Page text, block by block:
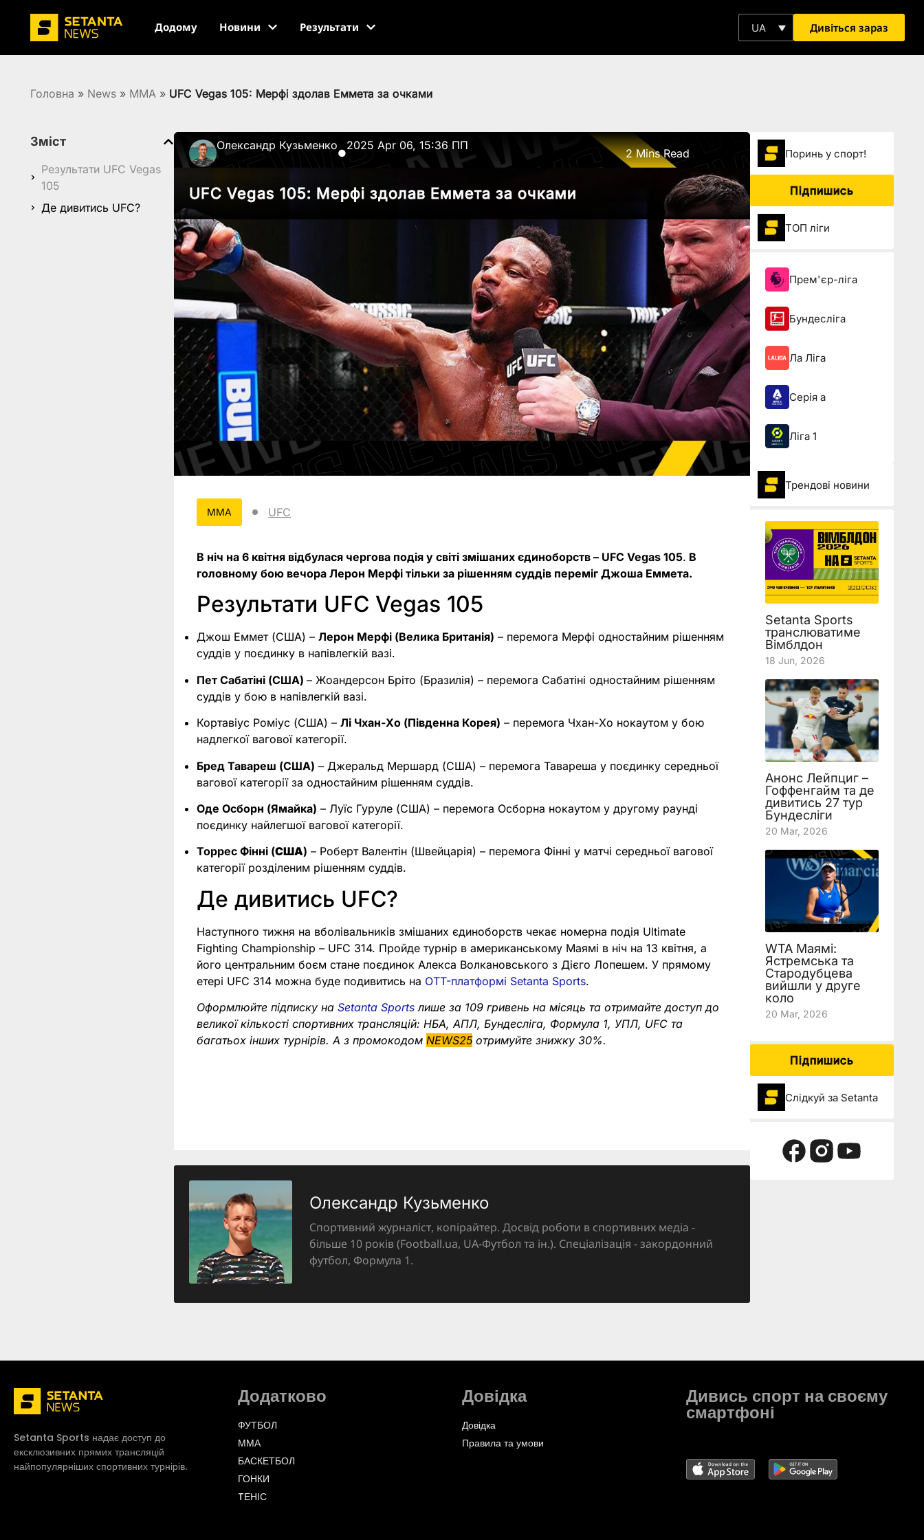
Додому Новини Результати UA Дивіться зараз
Головна » News » MMA » UFC Vegas 105: Мерфі здолав Еммета за очками
Зміст
Результати UFC Vegas
105
Де дивитись UFC?
Олександр Кузьменко
●
2025 Apr 06, 15:36 ПП
2 Mins Read
UFC Vegas 105: Мерфі здолав Еммета за очками
MMA UFC
В ніч на 6 квітня відбулася чергова подія у світі змішаних єдиноборств – UFC Vegas 105. В
головному бою вечора Лерон Мерфі тільки за рішенням суддів переміг Джоша Еммета.
Результати UFC Vegas 105
Джош Еммет (США) –Лерон Мерфі (Велика Британія) – перемога Мерфі одностайним рішенням
суддів у поєдинку в напівлегкій вазі.
Пет Сабатіні (США)– Жоандерсон Бріто (Бразилія) – перемога Сабатіні одностайним рішенням
суддів у бою в напівлегкій вазі.
Кортавіус Роміус (США) –Лі Чхан-Хо (Південна Корея) – перемога Чхан-Хо нокаутом у бою
надлегкої вагової категорії.
Бред Тавареш (США) – Джеральд Мершард (США) – перемога Тавареша у поєдинку середньої
вагової категорії за одностайним рішенням суддів.
Оде Осборн (Ямайка) – Луїс Гуруле (США) – перемога Осборна нокаутом у другому раунді
поєдинку найлегшої вагової категорії.
Торрес Фінні (США) – Роберт Валентін (Швейцарія) – перемога Фінні у матчі середньої вагової
категорії розділеним рішенням суддів.
Де дивитись UFC?
Наступного тижня на вболівальників змішаних єдиноборств чекає номерна подія Ultimate
Fighting Championship – UFC 314. Пройде турнір в американському Маямі в ніч на 13 квітня, а
його центральним боєм стане поєдинок Алекса Волкановського з Дієго Лопешем. У прямому
етері UFC 314 можна буде подивитись на OTT-платформі Setanta Sports.
Оформлюйте підписку наSetanta Sports лише за 109 гривень на місяць та отримайте доступ до
великої кількості спортивних трансляцій: НБА, АПЛ, Бундесліга, Формула 1, УПЛ, UFC та
багатьох інших турнірів. А з промокодомNEWS25отримуйте знижку 30%.
Олександр Кузьменко
Спортивний журналіст, копірайтер. Досвід роботи в спортивних медіа -
більше 10 років (Football.ua, UA-Футбол та ін.). Спеціалізація - закордонний
футбол, Формула 1.
Поринь у спорт!
Підпишись
ТОП ліги
Прем'єр-ліга
Бундесліга
Ла Ліга
Серія а
Ліга 1
Трендові новини
Setanta Sports
транслюватиме
Вімблдон
18 Jun, 2026
Анонс Лейпциг –
Гоффенгайм та де
дивитись 27 тур
Бундесліги
20 Mar, 2026
WTA Маямі:
Ястремська та
Стародубцева
вийшли у друге
коло
20 Mar, 2026
Підпишись
Слідкуй за Setanta
Setanta Sports надає доступ до
ексклюзивних прямих трансляцій
найпопулярніших спортивних турнірів.
Додатково
ФУТБОЛ
ММА
БАСКЕТБОЛ
ГОНКИ
TЕНІС
Довідка
Довідка
Правила та умови
Дивись спорт на своєму
смартфоні